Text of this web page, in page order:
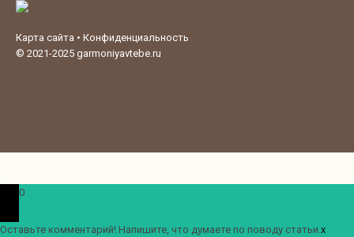
Карта сайта • Конфиденциальность
© 2021-2025 garmoniyavtebe.ru
0
Оставьте комментарий! Напишите, что думаете по поводу статьи. x